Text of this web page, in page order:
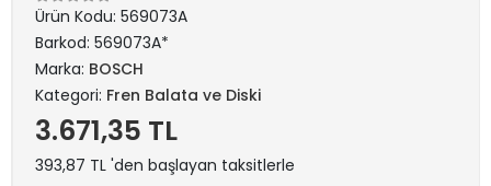
Ürün Kodu: 569073A
Barkod: 569073A*
Marka: BOSCH
Kategori: Fren Balata ve Diski
3.671,35 TL
393,87 TL 'den başlayan taksitlerle